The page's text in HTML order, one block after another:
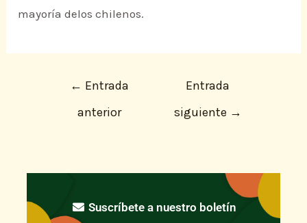
mayoría delos chilenos.
← Entrada
anterior
Entrada
siguiente →
Suscríbete a nuestro boletín